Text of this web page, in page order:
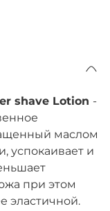
shave Lotion -
маслом
успокаивает и
при этом
эластичной.